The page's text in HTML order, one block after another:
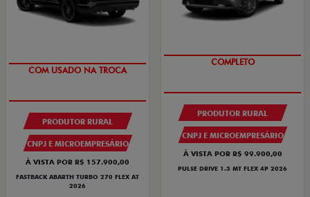
OPORTUNIDADE
PRODUTOR RURAL
CNPJ E MICROEMPRESÁRIO
À VISTA POR R$ 157.900,00
FASTBACK ABARTH TURBO 270 FLEX AT
2026
OPORTUNIDADE
PRODUTOR RURAL
CNPJ E MICROEMPRESÁRIO
À VISTA POR R$ 99.900,00
PULSE DRIVE 1.3 MT FLEX 4P 2026